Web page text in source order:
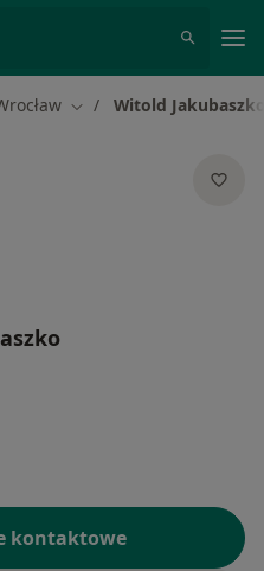
Zmień miasto
Witold
kontaktowe